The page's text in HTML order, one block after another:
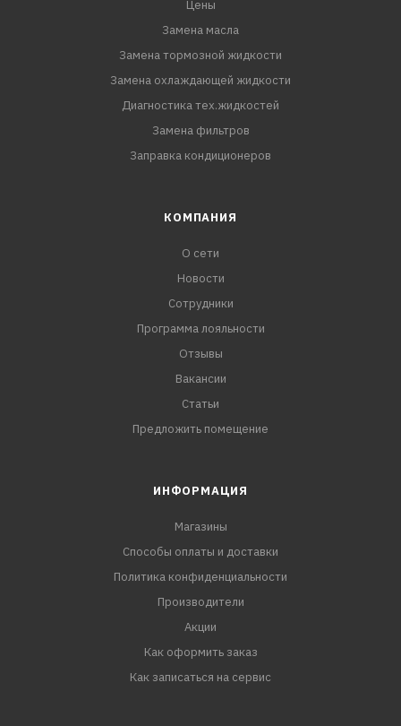
Цены
Замена масла
Замена тормозной жидкости
Замена охлаждающей жидкости
Диагностика тех.жидкостей
Замена фильтров
Заправка кондиционеров
КОМПАНИЯ
О сети
Новости
Сотрудники
Программа лояльности
Отзывы
Вакансии
Статьи
Предложить помещение
ИНФОРМАЦИЯ
Магазины
Способы оплаты и доставки
Политика конфиденциальности
Производители
Акции
Как оформить заказ
Как записаться на сервис